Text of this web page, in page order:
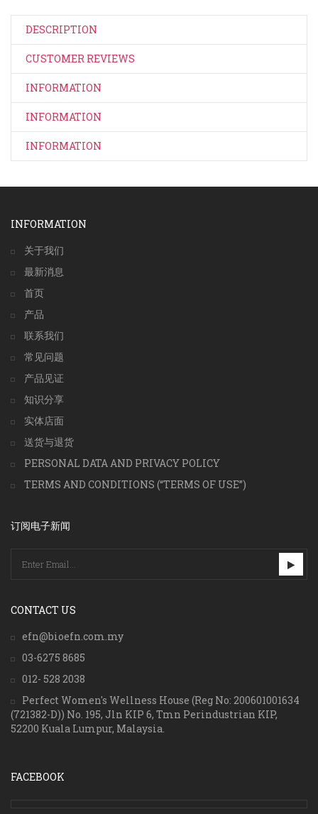
DESCRIPTION
CUSTOMER REVIEWS
INFORMATION
INFORMATION
INFORMATION
INFORMATION
关于我们
最新消息
首页
产品
联系我们
常见问题
产品见证
知识分享
实体店面
送货与退货
PERSONAL DATA AND PRIVACY POLICY
TERMS AND CONDITIONS (“TERMS OF USE”)
订阅电子新闻
CONTACT US
efn@bioefn.com.my
03-6275 8685
012- 528 2038
Perfect Women's Wellness House (Reg No: 200601001634
(721382-D)) No. 195, Jln KIP 6, Tmn Perindustrian KIP,
52200 Kuala Lumpur, Malaysia.
FACEBOOK